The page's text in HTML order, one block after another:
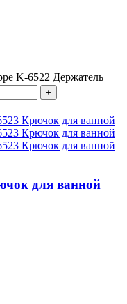
K-6522 Держатель
для ванной